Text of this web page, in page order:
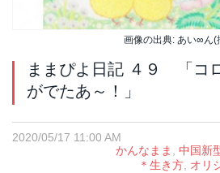
画像の出典: あい∞ん(
ままぴよ日記 ４９ 「コ
がでたあ～！」
2020/05/17 11:00 AM
かんなまま , 中国新
＊生き方, オリ